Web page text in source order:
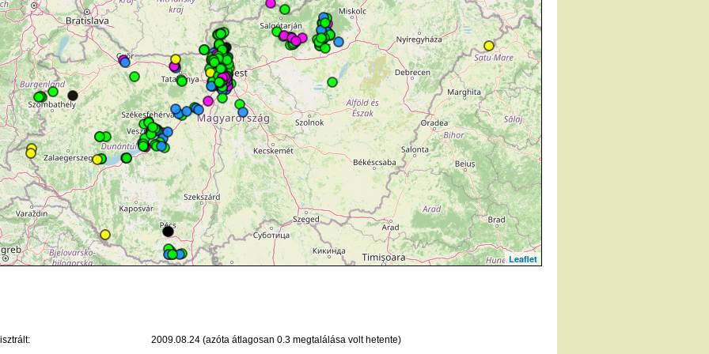
Leaflet
2009.08.24 (azóta átlagosan 0.3 megtalálása volt hetente)